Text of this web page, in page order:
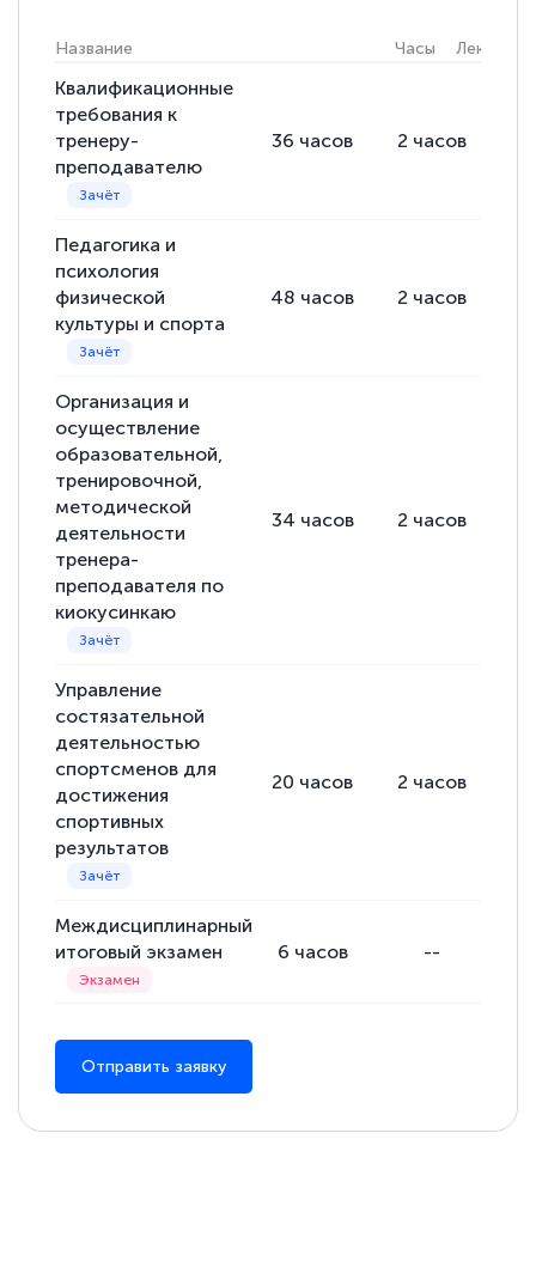
Название Часы Лекции
Квалификационные
требования к
тренеру-
преподавателю
36 часов 2 часов
Педагогика и
психология
физической
культуры и спорта
48 часов 2 часов
Организация и
осуществление
образовательной,
тренировочной,
методической
деятельности
тренера-
преподавателя по
киокусинкаю
34 часов 2 часов
Управление
состязательной
деятельностью
спортсменов для
достижения
спортивных
результатов
20 часов 2 часов
Междисциплинарный
итоговый экзамен
6 часов --
Отправить заявку